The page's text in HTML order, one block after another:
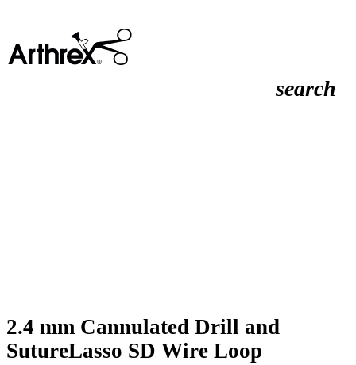
search
2.4 mm Cannulated Drill and
SutureLasso SD Wire Loop